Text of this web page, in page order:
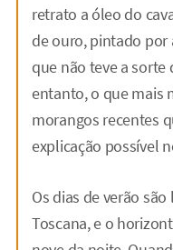
retrato a óleo do
de ouro, pintado
que não teve a sorte
entanto, o que mais
morangos recentes
explicação possível
Os dias de verão
Toscana, e o